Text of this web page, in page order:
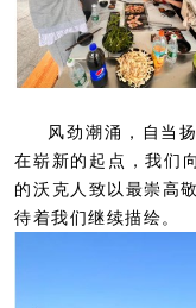
风劲潮涌，自当
在崭新的起点，我们
的沃克人致以最崇高
待着我们继续描绘。